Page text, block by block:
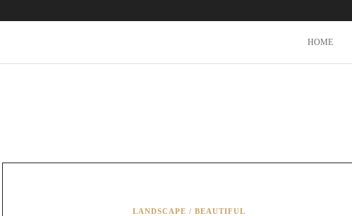
HOME
LANDSCAPE / BEAUTIFUL